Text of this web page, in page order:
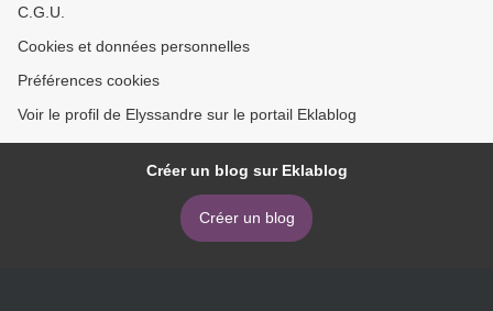
C.G.U.
Cookies et données personnelles
Préférences cookies
Voir le profil de Elyssandre sur le portail Eklablog
Créer un blog sur Eklablog
Créer un blog